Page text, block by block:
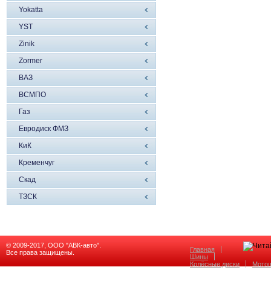
Yokatta
YST
Zinik
Zormer
ВАЗ
ВСМПО
Газ
Евродиск ФМЗ
КиК
Кременчуг
Скад
ТЗСК
© 2009-2017, ООО "АВК-авто".
Все права защищены.
Главная
Шины
Колёсные диски